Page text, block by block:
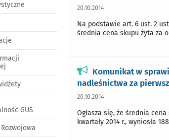
20.10.2014
Na podstawie art. 6 ust. 2
średnia cena skupu żyta za
Komunikat w
nadleśnictwa za
20.10.2014
Ogłasza się, że średnia
kwartały 2014 r., wyniosła
GUS